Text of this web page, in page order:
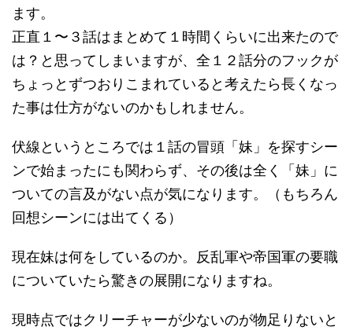
ます。
正直１〜３話はまとめて１時間くらいに出来たので
は？と思ってしまいますが、全１２話分のフックが
ちょっとずつおりこまれていると考えたら長くなっ
た事は仕方がないのかもしれません。
伏線というところでは１話の冒頭「妹」を探すシー
ンで始まったにも関わらず、その後は全く「妹」に
ついての言及がない点が気になります。（もちろん
回想シーンには出てくる）
現在妹は何をしているのか。反乱軍や帝国軍の要職
についていたら驚きの展開になりますね。
現時点ではクリーチャーが少ないのが物足りないと